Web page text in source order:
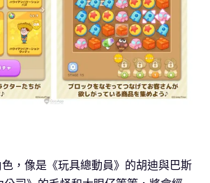
，像是《玩具總動員》的胡迪與巴斯